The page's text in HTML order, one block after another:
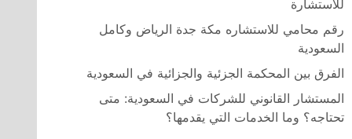
للاستشارة
رقم محامي للاستشاره مكة جدة الرياض وكامل
السعودية
الفرق بين المحكمة الجزئية والجزائية في السعودية
المستشار القانوني للشركات في السعودية: متى
تحتاجه؟ وما الخدمات التي يقدمها؟